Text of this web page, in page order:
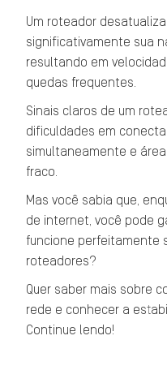
Um roteador
significativamente sua
resultando em
quedas frequentes.
Sinais claros de um
dificuldades em
simultaneamente e
fraco.
Mas você sabia que,
de internet, você pode
funcione perfeitamente
roteadores?
Quer saber mais sobre
rede e conhecer a
Continue lendo!